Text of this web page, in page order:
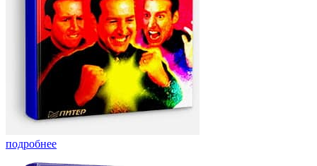
подробнее